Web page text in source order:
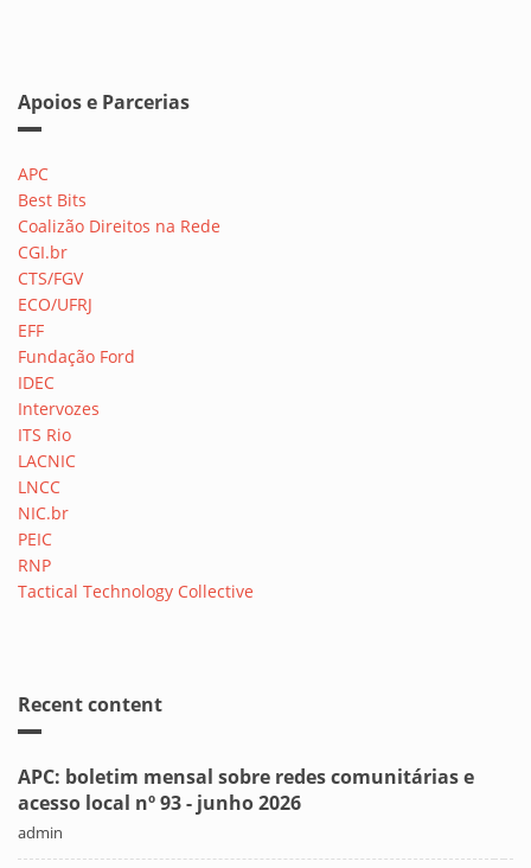
Apoios e Parcerias
APC
Best Bits
Coalizão Direitos na Rede
CGI.br
CTS/FGV
ECO/UFRJ
EFF
Fundação Ford
IDEC
Intervozes
ITS Rio
LACNIC
LNCC
NIC.br
PEIC
RNP
Tactical Technology Collective
Recent content
APC: boletim mensal sobre redes comunitárias e
acesso local nº 93 - junho 2026
admin